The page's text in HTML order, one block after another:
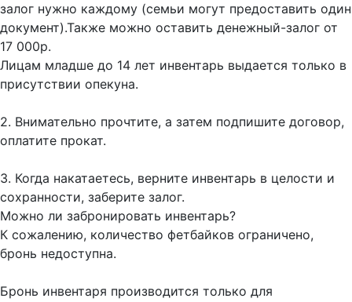
залог нужно каждому (семьи могут предоставить один
документ).Также можно оставить денежный-залог от
17 000р.
Лицам младше до 14 лет инвентарь выдается только в
присутствии опекуна.
2. Внимательно прочтите, а затем подпишите договор,
оплатите прокат.
3. Когда накатаетесь, верните инвентарь в целости и
сохранности, заберите залог.
Можно ли забронировать инвентарь?
К сожалению, количество фетбайков ограничено,
бронь недоступна.
Бронь инвентаря производится только для